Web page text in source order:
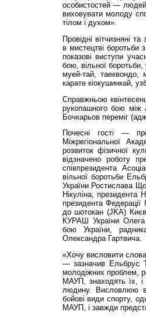
особистостей —
виховувати молоду
тілом і духом».
Провідні вітчизняні
в мистецтві боротьби
показові виступи
бою, вільної боротьби,
муей-тай, таеквондо,
карате кіокушинкай,
Справжньою
рукопашного бою
Бочкарьов переміг
Почесні гості —
Міжрегіональної
розвиток фізичної
відзначено роботу
співпрезидента
вільної боротьби
України Ростислава
Нікуліна, президента
президента
до шотокан (JKA)
КУРАШ України Олега
бою України,
Олександра Гартвича.
«Хочу висловити
— зазначив Ельбрус
молодіжних проблем,
МАУП, знаходять їх, і
людину. Висловлюю
бойові види спорту,
МАУП, і завжди